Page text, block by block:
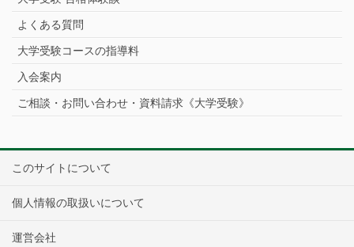
よくある質問
大学受験コースの指導料
入会案内
ご相談・お問い合わせ・資料請求《大学受験》
このサイトについて
個人情報の取扱いについて
運営会社